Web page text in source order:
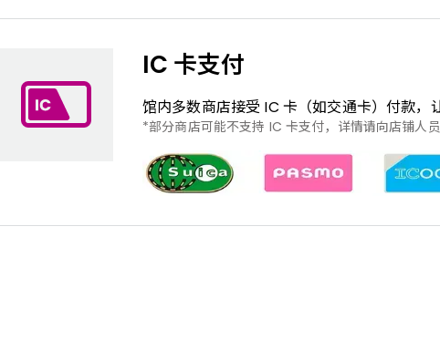
IC 卡支付
馆内多数商店接受 IC ​​卡（如交通卡）付款，
部分商店可能不支持 IC 卡支付，详情请向店铺人员